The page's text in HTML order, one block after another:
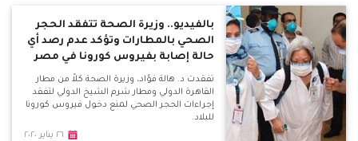
بالفيديو.. وزيرة الصحة تتفقد الحجر
الصحي بالمطارات وتؤكد عدم رصد أي
حالة إصابة بفيروس كورونا في مصر
تفقدت د. هالة فؤاد، وزيرة الصحة كلاً من مطار
القاهرة الدولي ومطار شرم الشيخ الدولي لتفقد
إجراءات الحجر الصحي لمنع دخول فيروس كورونا
للبلاد.
٢٦ يناير ٢٠٢٠